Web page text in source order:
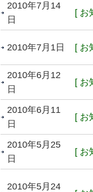
2010年7月14
日
[ お
2010年7月1日 [ お
2010年6月12
日
[ お
2010年6月11
日
[ お
2010年5月25
日
[ お
2010年5月24